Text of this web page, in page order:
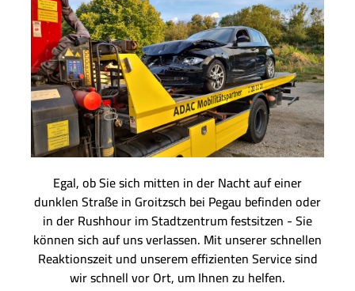
Egal, ob Sie sich mitten in der Nacht auf einer
dunklen Straße in Groitzsch bei Pegau befinden oder
in der Rushhour im Stadtzentrum festsitzen - Sie
können sich auf uns verlassen. Mit unserer schnellen
Reaktionszeit und unserem effizienten Service sind
wir schnell vor Ort, um Ihnen zu helfen.